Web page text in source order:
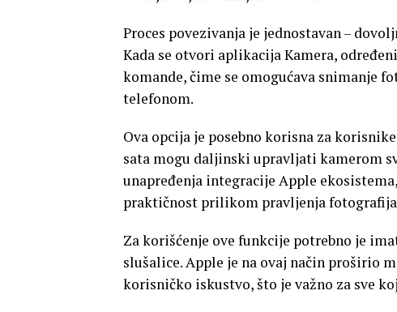
Proces povezivanja je jednostavan –
Kada se otvori aplikacija Kamera,
komande, čime se omogućava snimanje
telefonom.
Ova opcija je posebno korisna za
sata mogu daljinski upravljati kamerom
unapređenja integracije Apple
praktičnost prilikom pravljenja
Za korišćenje ove funkcije potrebno je
slušalice. Apple je na ovaj način proširio
korisničko iskustvo, što je važno za sve